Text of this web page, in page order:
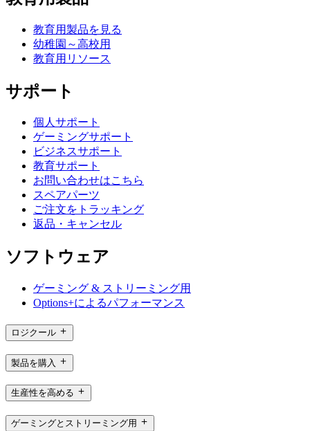
教育用製品を見る
幼稚園～高校用
教育用リソース
サポート
個人サポート
ゲーミングサポート
ビジネスサポート
教育サポート
お問い合わせはこちら
スペアパーツ
ご注文をトラッキング
返品・キャンセル
ソフトウェア
ゲーミング & ストリーミング用
Options+によるパフォーマンス
ロジクール
製品を購入
生産性を高める
ゲーミングとストリーミング用